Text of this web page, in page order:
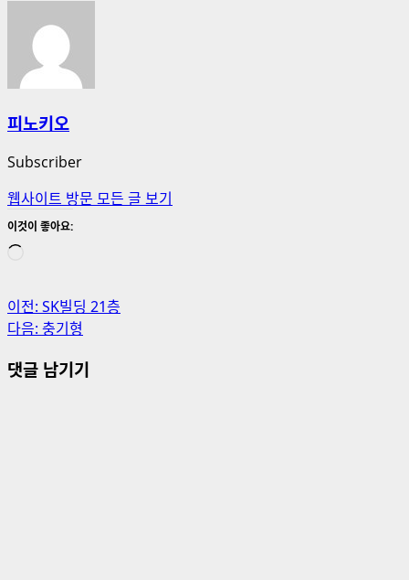
피노키오
Subscriber
웹사이트 방문 모든 글 보기
이것이 좋아요:
중...
게
시
물
이전: SK빌딩 21층
다음: 충기형
댓글 남기기